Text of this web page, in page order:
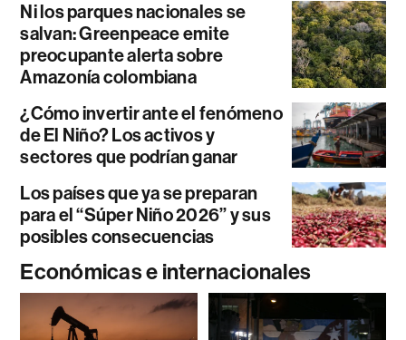
Ni los parques nacionales se
salvan: Greenpeace emite
preocupante alerta sobre
Amazonía colombiana
¿Cómo invertir ante el fenómeno
de El Niño? Los activos y
sectores que podrían ganar
Los países que ya se preparan
para el “Súper Niño 2026” y sus
posibles consecuencias
Económicas e internacionales